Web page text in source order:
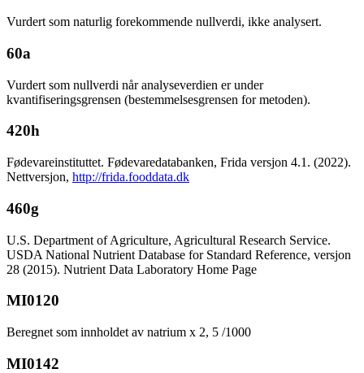
Vurdert som naturlig forekommende nullverdi, ikke analysert.
60a
Vurdert som nullverdi når analyseverdien er under
kvantifiseringsgrensen (bestemmelsesgrensen for metoden).
420h
Fødevareinstituttet. Fødevaredatabanken, Frida versjon 4.1. (2022).
Nettversjon, http://frida.fooddata.dk
460g
U.S. Department of Agriculture, Agricultural Research Service.
USDA National Nutrient Database for Standard Reference, versjon
28 (2015). Nutrient Data Laboratory Home Page
MI0120
Beregnet som innholdet av natrium x 2, 5 /1000
MI0142